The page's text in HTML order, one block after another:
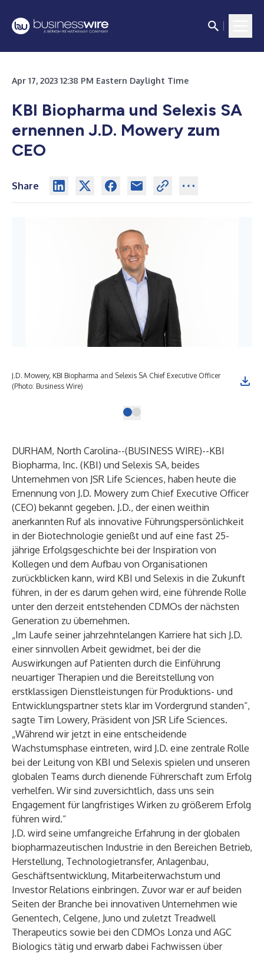
Apr 17, 2023 12:38 PM Eastern Daylight Time
KBI Biopharma und Selexis SA
ernennen J.D. Mowery zum
CEO
Share
J.D. Mowery, KBI Biopharma and Selexis SA Chief Executive Officer
(Photo: Business Wire)
DURHAM, North Carolina--(BUSINESS WIRE)--KBI
Biopharma, Inc. (KBI) und Selexis SA, beides
Unternehmen von JSR Life Sciences, haben heute die
Ernennung von J.D. Mowery zum Chief Executive Officer
(CEO) bekannt gegeben. J.D., der einen weithin
anerkannten Ruf als innovative Führungspersönlichkeit
in der Biotechnologie genießt und auf eine fast 25-
jährige Erfolgsgeschichte bei der Inspiration von
Kollegen und dem Aufbau von Organisationen
zurückblicken kann, wird KBI und Selexis in die Zukunft
führen, in der es darum gehen wird, eine führende Rolle
unter den derzeit entstehenden CDMOs der nächsten
Generation zu übernehmen.
„Im Laufe seiner jahrzehntelangen Karriere hat sich J.D.
einer sinnvollen Arbeit gewidmet, bei der die
Auswirkungen auf Patienten durch die Einführung
neuartiger Therapien und die Bereitstellung von
erstklassigen Dienstleistungen für Produktions- und
Entwicklungspartner stets klar im Vordergrund standen“,
sagte Tim Lowery, Präsident von JSR Life Sciences.
„Während wir jetzt in eine entscheidende
Wachstumsphase eintreten, wird J.D. eine zentrale Rolle
bei der Leitung von KBI und Selexis spielen und unseren
globalen Teams durch dienende Führerschaft zum Erfolg
verhelfen. Wir sind zuversichtlich, dass uns sein
Engagement für langfristiges Wirken zu größerem Erfolg
führen wird.“
J.D. wird seine umfangreiche Erfahrung in der globalen
biopharmazeutischen Industrie in den Bereichen Betrieb,
Herstellung, Technologietransfer, Anlagenbau,
Geschäftsentwicklung, Mitarbeiterwachstum und
Investor Relations einbringen. Zuvor war er auf beiden
Seiten der Branche bei innovativen Unternehmen wie
Genentech, Celgene, Juno und zuletzt Treadwell
Therapeutics sowie bei den CDMOs Lonza und AGC
Biologics tätig und erwarb dabei Fachwissen über